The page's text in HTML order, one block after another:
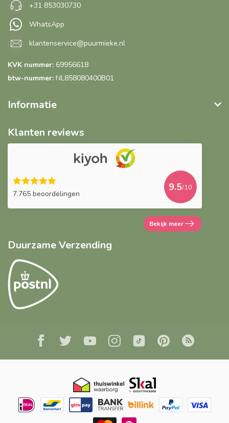
+31 853030730
WhatsApp
klantenservice@puurmieke.nl
KVK nummer: 69956618
btw-nummer: NL858080400B01
Informatie
Klanten reviews
7.765 beoordelingen
9.5/10
Bekijk meer
Duurzame Verzending